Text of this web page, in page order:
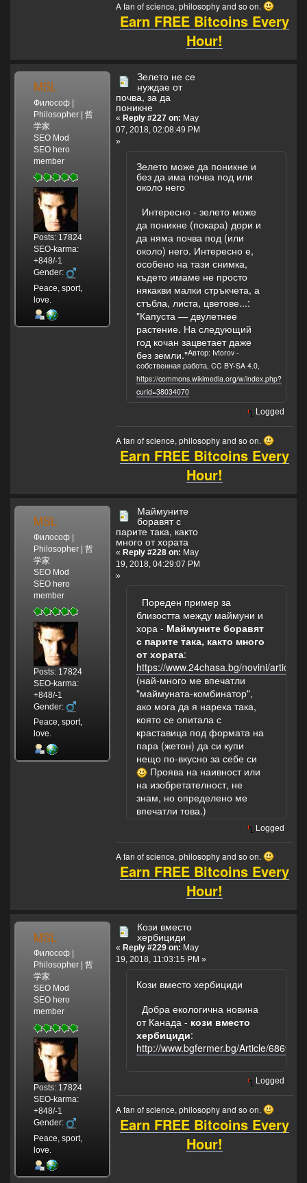
A fan of science, philosophy and so on.
Earn FREE Bitcoins Every
Hour!
MSL
Философ |
Philosopher | 哲
学家
SEO Mod
SEO hero
member
Posts: 17824
SEO-karma:
+848/-1
Gender:
Peace, sport,
love.
Зелето не се
нуждае от
почва, за да
поникне
« Reply #227 on: May
07, 2018, 02:08:49 PM
»
Зелето може да поникне и
без да има почва под или
около него
Интересно - зелето може
да поникне (покара) дори и
да няма почва под (или
около) него. Интересно е,
особено на тази снимка,
където имаме не просто
някакви малки стръкчета, а
стъбла, листа, цветове...:
"Капуста — двулетнее
растение. На следующий
год кочан зацветает даже
без земли."Автор: Ivtorov -
собственная работа, CC BY-SA 4.0,
https://commons.wikimedia.org/w/index.php?
curid=38034070
Logged
A fan of science, philosophy and so on.
Earn FREE Bitcoins Every
Hour!
MSL
Философ |
Philosopher | 哲
学家
SEO Mod
SEO hero
member
Posts: 17824
SEO-karma:
+848/-1
Gender:
Peace, sport,
love.
Маймуните
боравят с
парите така, както
много от хората
« Reply #228 on: May
19, 2018, 04:29:07 PM
»
Пореден пример за
близостта между маймуни и
хора - Маймуните боравят
с парите така, както много
от хората:
https://www.24chasa.bg/novini/article/
(най-много ме впечатли
"маймуната-комбинатор",
ако мога да я нарека така,
която се опитала с
краставица под формата на
пара (жетон) да си купи
нещо по-вкусно за себе си
Проява на наивност или
на изобретателност, не
знам, но определено ме
впечатли това.)
Logged
A fan of science, philosophy and so on.
Earn FREE Bitcoins Every
Hour!
MSL
Философ |
Philosopher | 哲
学家
SEO Mod
SEO hero
member
Posts: 17824
SEO-karma:
+848/-1
Gender:
Peace, sport,
love.
Кози вместо
хербициди
« Reply #229 on: May
19, 2018, 11:03:15 PM »
Кози вместо хербициди
Добра екологична новина
от Канада - кози вместо
хербициди:
http://www.bgfermer.bg/Article/6869176
Logged
A fan of science, philosophy and so on.
Earn FREE Bitcoins Every
Hour!